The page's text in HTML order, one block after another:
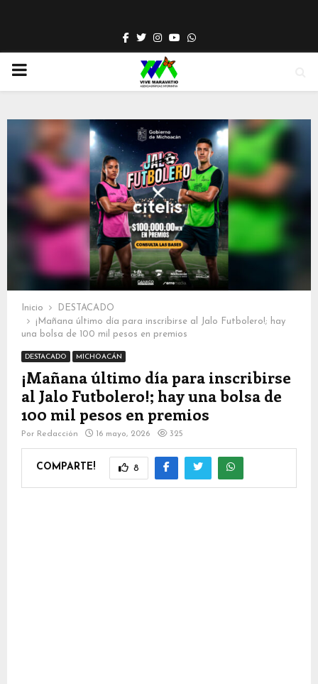
Facebook
TwitterInstagram
YoutubeWhatsapp
PRIMARY
Inicio
DESTACADO
¡Mañana último día para inscribirse al Jalo Futbolero!; hay
una bolsa de 100 mil pesos en premios
DESTACADO MICHOACÁN
¡Mañana último día para inscribirse
al Jalo Futbolero!; hay una bolsa de
100 mil pesos en premios
Por Redacción 16 mayo, 2026 325
COMPARTE! 8